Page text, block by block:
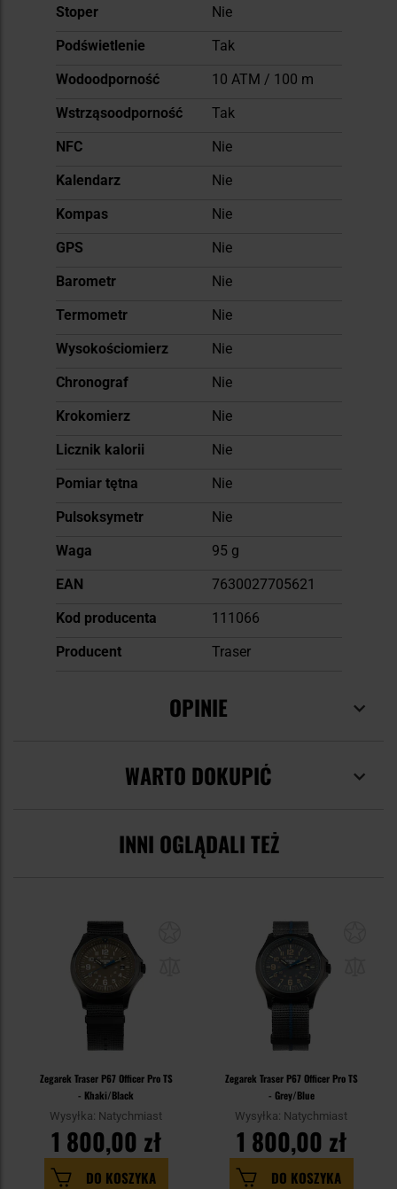
Stoper
Nie
Podświetlenie
Tak
Wodoodporność
10 ATM / 100 m
Wstrząsoodporność
Tak
NFC
Nie
Kalendarz
Nie
Kompas
Nie
GPS
Nie
Barometr
Nie
Termometr
Nie
Wysokościomierz
Nie
Chronograf
Nie
Krokomierz
Nie
Licznik kalorii
Nie
Pomiar tętna
Nie
Pulsoksymetr
Nie
Waga
95 g
EAN
7630027705621
Kod producenta
111066
Producent
Traser
OPINIE
WARTO DOKUPIĆ
INNI OGLĄDALI TEŻ
Zegarek Traser P67 Officer Pro TS
- Khaki/Black
Wysyłka: Natychmiast
1 800,00 zł
DO KOSZYKA
Zegarek Traser P67 Officer Pro TS
- Grey/Blue
Wysyłka: Natychmiast
1 800,00 zł
DO KOSZYKA